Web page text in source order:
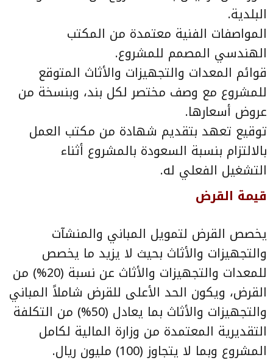
البلدية.
المواصفات الفنية معتمدة من المكتب
الهندسي المصمم للمشروع.
قوائم المعدات والتجهيزات والأثاث المتوقع
للمشروع مع وصف مختصر لكل بند، وبنسخة من
عروض أسعارها.
توقيع تعهد بتقديم شهادة من مكتب العمل
بالالتزام بنسبة السعودة بالمشروع أثناء
التشغيل الفعلي له.
قيمة القرض
يخصص القرض لتمويل المباني والمنشآت
والتجهيزات والأثاث بحيث لا يزيد ما يخصص
للمعدات والتجهيزات والأثاث عن نسبة (20%) من
القرض، ويكون الحد الأعلى للقرض شاملاً المباني
والتجهيزات والأثاث بما يعادل (50%) من التكلفة
التقديرية المعتمدة من وزارة المالية لكامل
المشروع وبما لا يتجاوز (100) مليون ريال.